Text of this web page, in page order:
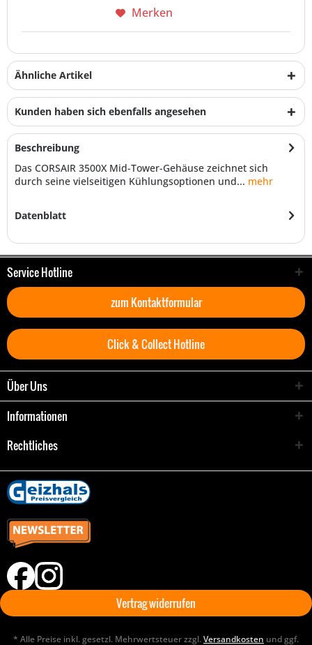
Merken
Ähnliche Artikel
Kunden haben sich ebenfalls angesehen
Beschreibung
Das CORSAIR 3500X Mid-Tower-Gehäuse zeichnet sich
durch seine vielseitigen Kühlungsoptionen und... mehr
Datenblatt
Service Hotline
zum Kontaktformular
Click & Collect Hotline
Über Uns
Informationen
Rechtliches
Vertrag widerrufen
* Alle Preise inkl. gesetzl. Mehrwertsteuer zzgl.Versandkosten und ggf.